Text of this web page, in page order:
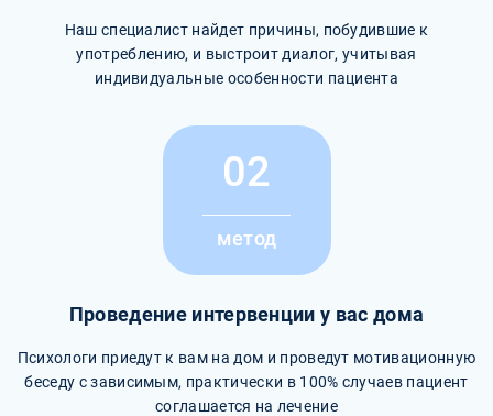
Наш специалист найдет причины, побудившие к
употреблению, и выстроит диалог, учитывая
индивидуальные особенности пациента
02
метод
Проведение интервенции у вас дома
Психологи приедут к вам на дом и проведут мотивационную
беседу с зависимым, практически в 100% случаев пациент
соглашается на лечение